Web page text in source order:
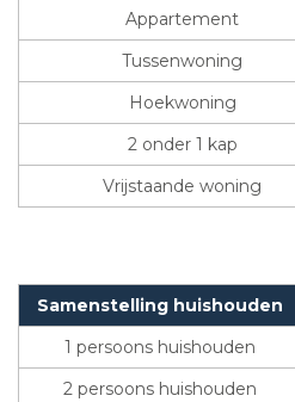
Appartement
Tussenwoning
Hoekwoning
2 onder 1 kap
Vrijstaande woning
Samenstelling huishouden
1 persoons huishouden
2 persoons huishouden